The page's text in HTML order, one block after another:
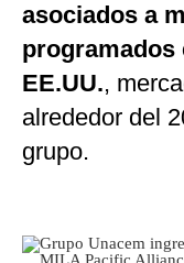
asociados a
programados
EE.UU.,
alrededor del
grupo.